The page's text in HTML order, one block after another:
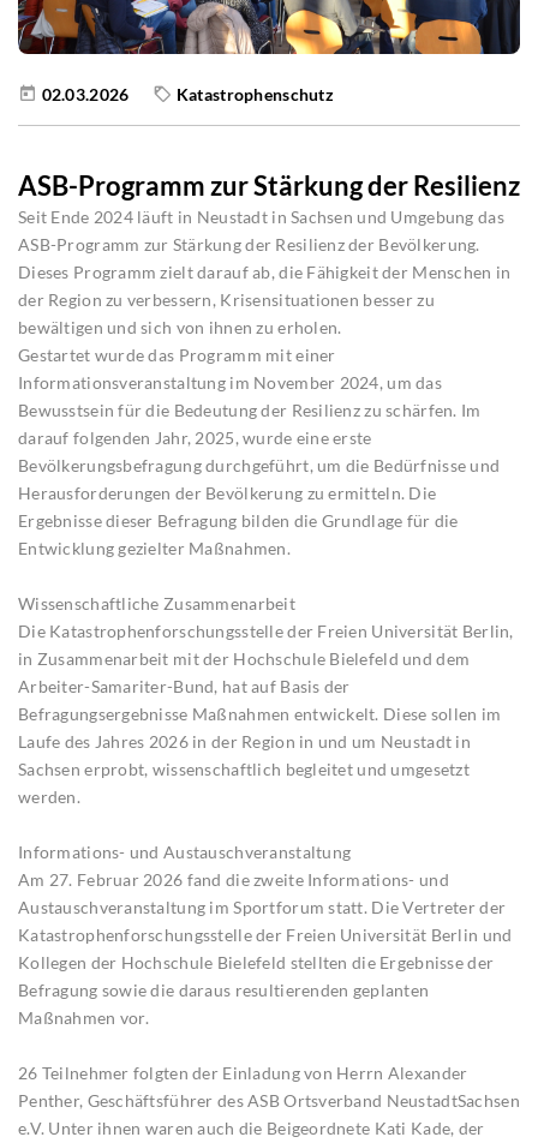
02.03.2026 Katastrophenschutz
ASB-Programm zur Stärkung der Resilienz
Seit Ende 2024 läuft in Neustadt in Sachsen und Umgebung das
ASB-Programm zur Stärkung der Resilienz der Bevölkerung.
Dieses Programm zielt darauf ab, die Fähigkeit der Menschen in
der Region zu verbessern, Krisensituationen besser zu
bewältigen und sich von ihnen zu erholen.
Gestartet wurde das Programm mit einer
Informationsveranstaltung im November 2024, um das
Bewusstsein für die Bedeutung der Resilienz zu schärfen. Im
darauf folgenden Jahr, 2025, wurde eine erste
Bevölkerungsbefragung durchgeführt, um die Bedürfnisse und
Herausforderungen der Bevölkerung zu ermitteln. Die
Ergebnisse dieser Befragung bilden die Grundlage für die
Entwicklung gezielter Maßnahmen.
Wissenschaftliche Zusammenarbeit
Die Katastrophenforschungsstelle der Freien Universität Berlin,
in Zusammenarbeit mit der Hochschule Bielefeld und dem
Arbeiter-Samariter-Bund, hat auf Basis der
Befragungsergebnisse Maßnahmen entwickelt. Diese sollen im
Laufe des Jahres 2026 in der Region in und um Neustadt in
Sachsen erprobt, wissenschaftlich begleitet und umgesetzt
werden.
Informations- und Austauschveranstaltung
Am 27. Februar 2026 fand die zweite Informations- und
Austauschveranstaltung im Sportforum statt. Die Vertreter der
Katastrophenforschungsstelle der Freien Universität Berlin und
Kollegen der Hochschule Bielefeld stellten die Ergebnisse der
Befragung sowie die daraus resultierenden geplanten
Maßnahmen vor.
26 Teilnehmer folgten der Einladung von Herrn Alexander
Penther, Geschäftsführer des ASB Ortsverband NeustadtSachsen
e.V. Unter ihnen waren auch die Beigeordnete Kati Kade, der